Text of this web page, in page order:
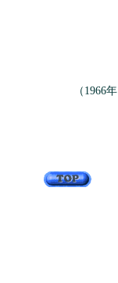
（1966